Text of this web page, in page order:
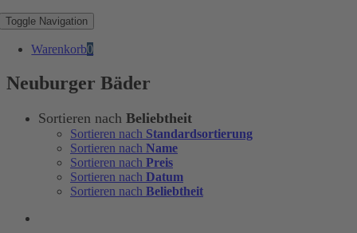
Toggle Navigation
Warenkorb0
Neuburger Bäder
Sortieren nach Beliebtheit
Sortieren nach Standardsortierung
Sortieren nach Name
Sortieren nach Preis
Sortieren nach Datum
Sortieren nach Beliebtheit